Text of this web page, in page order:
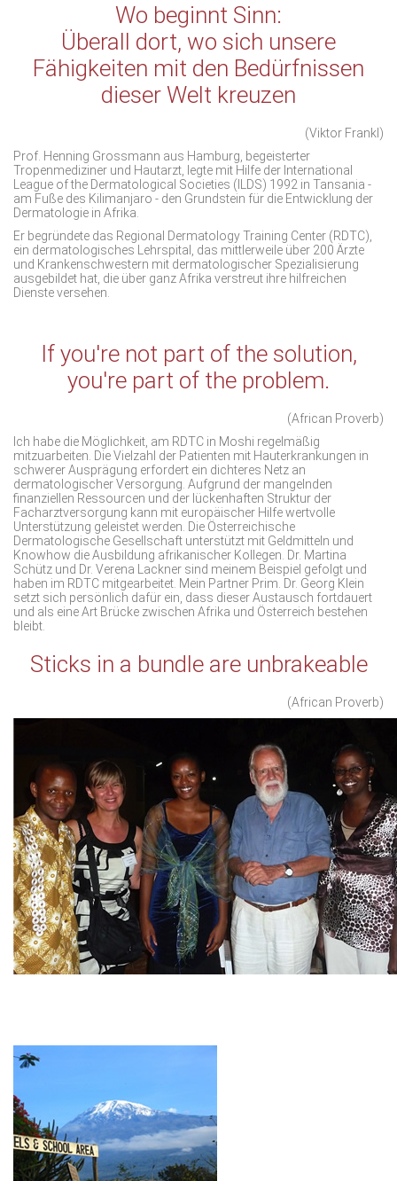
Wo beginnt Sinn:
Überall dort, wo sich unsere
Fähigkeiten mit den Bedürfnissen
dieser Welt kreuzen
(Viktor Frankl)
Prof. Henning Grossmann aus Hamburg, begeisterter
Tropenmediziner und Hautarzt, legte mit Hilfe der International
League of the Dermatological Societies (ILDS) 1992 in Tansania -
am Fuße des Kilimanjaro - den Grundstein für die Entwicklung der
Dermatologie in Afrika.
Er begründete das Regional Dermatology Training Center (RDTC),
ein dermatologisches Lehrspital, das mittlerweile über 200 Ärzte
und Krankenschwestern mit dermatologischer Spezialisierung
ausgebildet hat, die über ganz Afrika verstreut ihre hilfreichen
Dienste versehen.
If you're not part of the solution,
you're part of the problem.
(African Proverb)
Ich habe die Möglichkeit, am RDTC in Moshi regelmäßig
mitzuarbeiten. Die Vielzahl der Patienten mit Hauterkrankungen in
schwerer Ausprägung erfordert ein dichteres Netz an
dermatologischer Versorgung. Aufgrund der mangelnden
finanziellen Ressourcen und der lückenhaften Struktur der
Facharztversorgung kann mit europäischer Hilfe wertvolle
Unterstützung geleistet werden. Die Österreichische
Dermatologische Gesellschaft unterstützt mit Geldmitteln und
Knowhow die Ausbildung afrikanischer Kollegen. Dr. Martina
Schütz und Dr. Verena Lackner sind meinem Beispiel gefolgt und
haben im RDTC mitgearbeitet. Mein Partner Prim. Dr. Georg Klein
setzt sich persönlich dafür ein, dass dieser Austausch fortdauert
und als eine Art Brücke zwischen Afrika und Österreich bestehen
bleibt.
Sticks in a bundle are unbrakeable
(African Proverb)